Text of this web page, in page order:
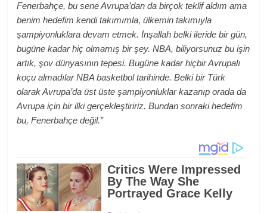
Fenerbahçe, bu sene Avrupa’dan da birçok teklif aldım ama
benim hedefim kendi takımımla, ülkemin takımıyla
şampiyonluklara devam etmek. İnşallah belki ileride bir gün,
bugüne kadar hiç olmamış bir şey. NBA, biliyorsunuz bu işin
artık, şov dünyasının tepesi. Bugüne kadar hiçbir Avrupalı
koçu almadılar NBA basketbol tarihinde. Belki bir Türk
olarak Avrupa’da üst üste şampiyonluklar kazanıp orada da
Avrupa için bir ilki gerçekleştiririz. Bundan sonraki hedefim
bu, Fenerbahçe değil.”